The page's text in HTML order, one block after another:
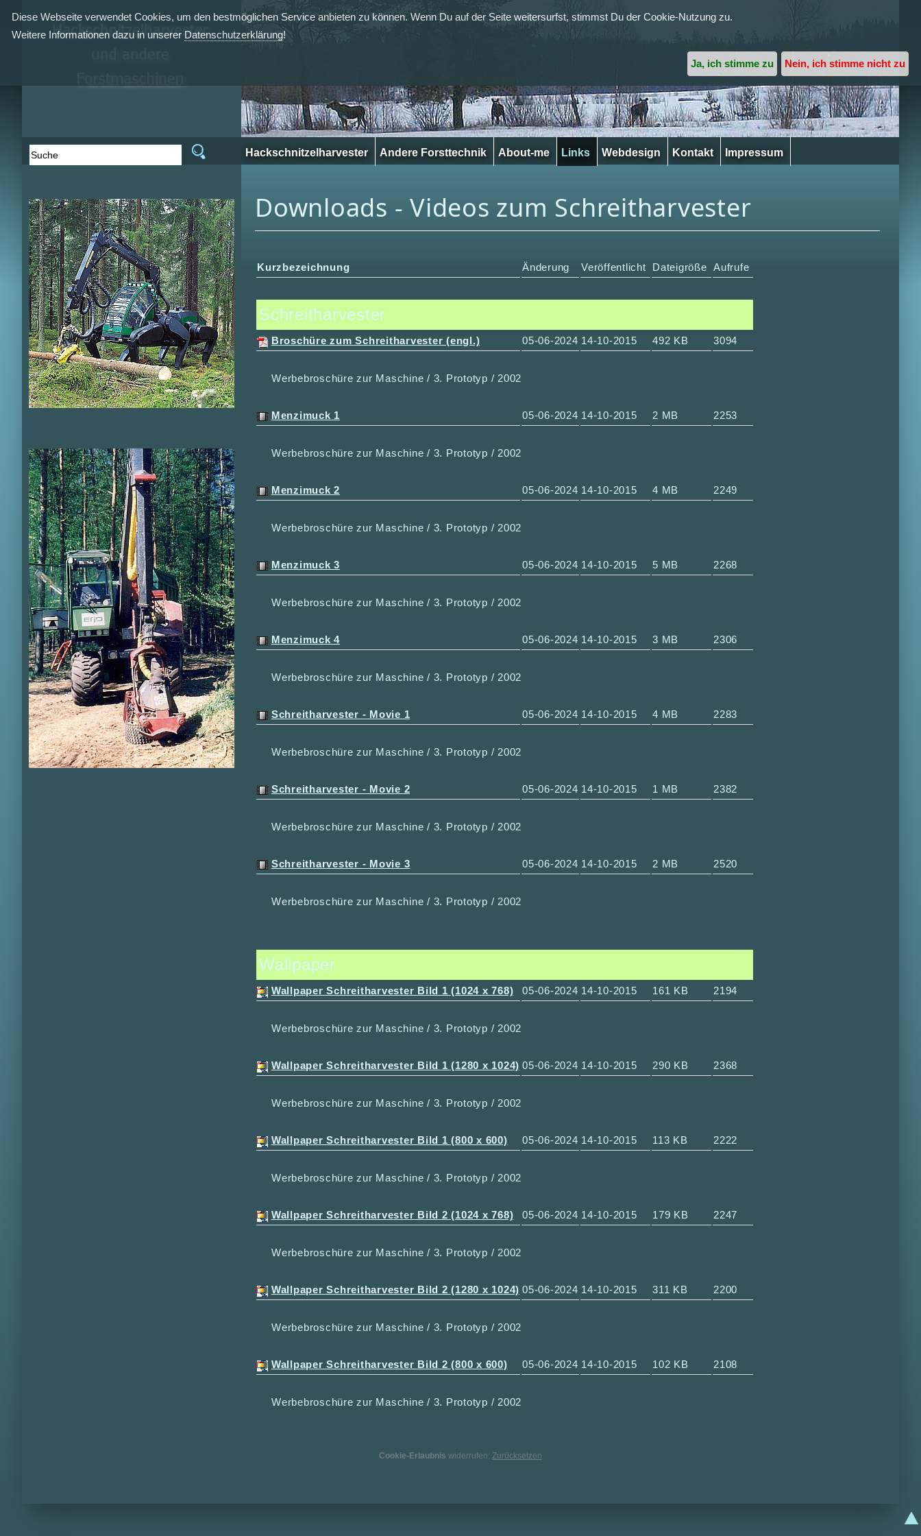
Diese Webseite verwendet Cookies, um den bestmöglichen Service anbieten zu können. Wenn Du auf der Seite weitersurfst, stimmst Du der Cookie-Nutzung zu.
Weitere Informationen dazu in unserer Datenschutzerklärung!
Ja, ich stimme zu Nein, ich stimme nicht zu
Hackschnitzelharvester Andere Forsttechnik About-me Links Webdesign Kontakt Impressum
Downloads - Videos zum Schreitharvester
Kurzbezeichnung Änderung Veröffentlicht Dateigröße Aufrufe
Schreitharvester
Broschüre zum Schreitharvester (engl.) 05-06-2024 14-10-2015 492 KB 3094
Werbebroschüre zur Maschine / 3. Prototyp / 2002
Menzimuck 1 05-06-2024 14-10-2015 2 MB 2253
Werbebroschüre zur Maschine / 3. Prototyp / 2002
Menzimuck 2 05-06-2024 14-10-2015 4 MB 2249
Werbebroschüre zur Maschine / 3. Prototyp / 2002
Menzimuck 3 05-06-2024 14-10-2015 5 MB 2268
Werbebroschüre zur Maschine / 3. Prototyp / 2002
Menzimuck 4 05-06-2024 14-10-2015 3 MB 2306
Werbebroschüre zur Maschine / 3. Prototyp / 2002
Schreitharvester - Movie 1 05-06-2024 14-10-2015 4 MB 2283
Werbebroschüre zur Maschine / 3. Prototyp / 2002
Schreitharvester - Movie 2 05-06-2024 14-10-2015 1 MB 2382
Werbebroschüre zur Maschine / 3. Prototyp / 2002
Schreitharvester - Movie 3 05-06-2024 14-10-2015 2 MB 2520
Werbebroschüre zur Maschine / 3. Prototyp / 2002
Wallpaper
Wallpaper Schreitharvester Bild 1 (1024 x 768) 05-06-2024 14-10-2015 161 KB 2194
Werbebroschüre zur Maschine / 3. Prototyp / 2002
Wallpaper Schreitharvester Bild 1 (1280 x 1024) 05-06-2024 14-10-2015 290 KB 2368
Werbebroschüre zur Maschine / 3. Prototyp / 2002
Wallpaper Schreitharvester Bild 1 (800 x 600) 05-06-2024 14-10-2015 113 KB 2222
Werbebroschüre zur Maschine / 3. Prototyp / 2002
Wallpaper Schreitharvester Bild 2 (1024 x 768) 05-06-2024 14-10-2015 179 KB 2247
Werbebroschüre zur Maschine / 3. Prototyp / 2002
Wallpaper Schreitharvester Bild 2 (1280 x 1024) 05-06-2024 14-10-2015 311 KB 2200
Werbebroschüre zur Maschine / 3. Prototyp / 2002
Wallpaper Schreitharvester Bild 2 (800 x 600) 05-06-2024 14-10-2015 102 KB 2108
Werbebroschüre zur Maschine / 3. Prototyp / 2002
Cookie-Erlaubnis widerrufen: Zurücksetzen